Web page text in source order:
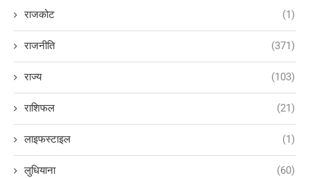
राजकोट (1)
राजनीति (371)
राज्य (103)
राशिफल (21)
लाइफस्टाइल (1)
लुधियाना (60)